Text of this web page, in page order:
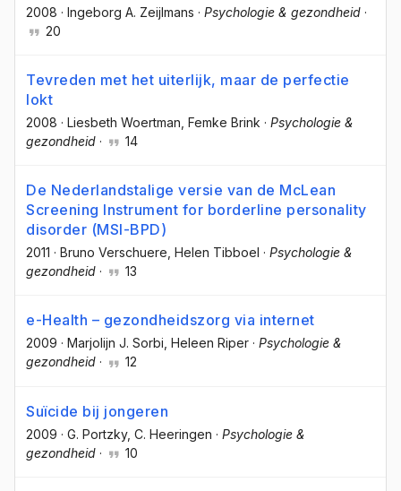
2008 · Ingeborg A. Zeijlmans · Psychologie & gezondheid ·
20
Tevreden met het uiterlijk, maar de perfectie
lokt
2008 · Liesbeth Woertman , Femke Brink · Psychologie &
gezondheid · 14
De Nederlandstalige versie van de McLean
Screening Instrument for borderline personality
disorder (MSI-BPD)
2011 · Bruno Verschuere , Helen Tibboel · Psychologie &
gezondheid · 13
e-Health – gezondheidszorg via internet
2009 · Marjolijn J. Sorbi , Heleen Riper · Psychologie &
gezondheid · 12
Suïcide bij jongeren
2009 · G. Portzky, C. Heeringen · Psychologie &
gezondheid · 10